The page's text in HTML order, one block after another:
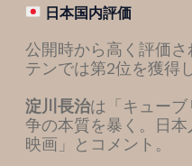
日本国内評価
公開時から高く評価さ
テンでは第2位を獲得
淀川長治は「キュー
争の本質を暴く。日
映画」とコメント。